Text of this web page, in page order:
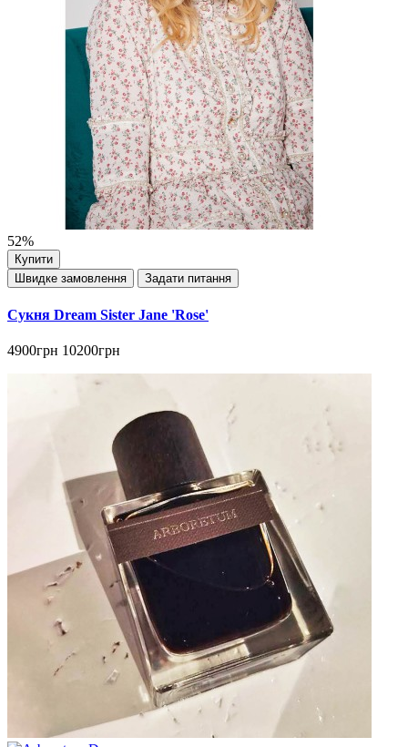
52%
Купити
Швидке замовлення
Задати питання
Сукня Dream Sister Jane 'Rose'
4900грн 10200грн